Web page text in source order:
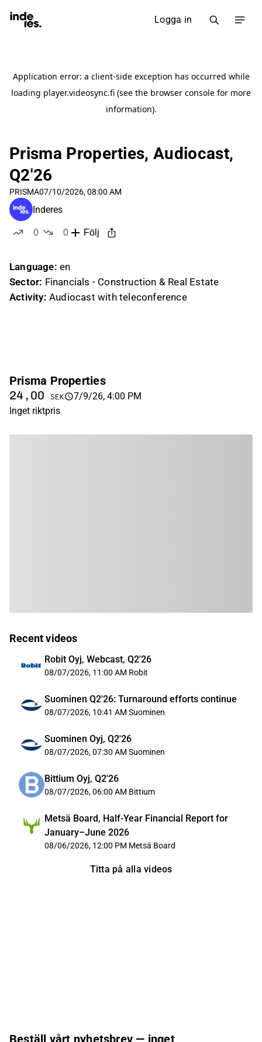
Logga in
Prisma Properties, Audiocast,
Q2'26
PRISMA07/10/2026, 08:00 AM
Inderes
0
0
Följ
Language: en
Sector: Financials - Construction & Real Estate
Activity: Audiocast with teleconference
Prisma Properties
24,00 SEK
7/9/26, 4:00 PM
Inget riktpris
Recent videos
Robit Oyj, Webcast, Q2'26
08/07/2026, 11:00 AM Robit
Suominen Q2'26: Turnaround efforts continue
08/07/2026, 10:41 AM Suominen
Suominen Oyj, Q2'26
08/07/2026, 07:30 AM Suominen
Bittium Oyj, Q2'26
08/07/2026, 06:00 AM Bittium
Metsä Board, Half-Year Financial Report for
January–June 2026
08/06/2026, 12:00 PM Metsä Board
Titta på alla videos
Beställ vårt nyhetsbrev — inget